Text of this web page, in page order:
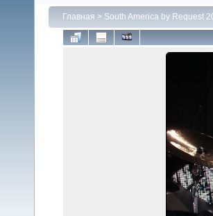
Главная > South America by Request